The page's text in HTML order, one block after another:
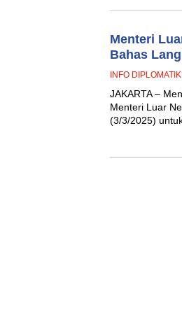
Menteri
Bahas
INFO DIPLOMATIK
JAKARTA –
Menteri Luar
(3/3/2025)